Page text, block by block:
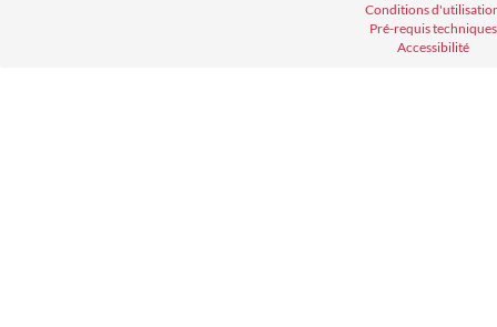
Conditions
Pré-requis techniques
Accessibilité